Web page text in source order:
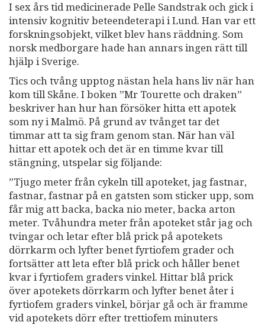
I sex års tid medicinerade Pelle Sandstrak och gick i
intensiv kognitiv beteendeterapi i Lund. Han var ett
forskningsobjekt, vilket blev hans räddning. Som
norsk medborgare hade han annars ingen rätt till
hjälp i Sverige.
Tics och tvång upptog nästan hela hans liv när han
kom till Skåne. I boken ”Mr Tourette och draken”
beskriver han hur han försöker hitta ett apotek
som ny i Malmö. På grund av tvånget tar det
timmar att ta sig fram genom stan. När han väl
hittar ett apotek och det är en timme kvar till
stängning, utspelar sig följande:
”Tjugo meter från cykeln till apoteket, jag fastnar,
fastnar, fastnar på en gatsten som sticker upp, som
får mig att backa, backa nio meter, backa arton
meter. Tvåhundra meter från apoteket står jag och
tvingar och letar efter blå prick på apotekets
dörrkarm och lyfter benet fyrtiofem grader och
fortsätter att leta efter blå prick och håller benet
kvar i fyrtiofem graders vinkel. Hittar blå prick
över apotekets dörrkarm och lyfter benet åter i
fyrtiofem graders vinkel, börjar gå och är framme
vid apotekets dörr efter trettiofem minuters